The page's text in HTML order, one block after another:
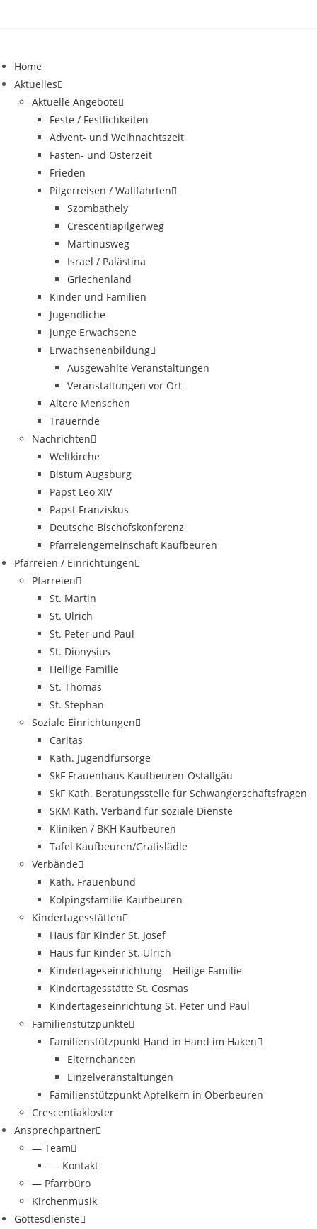
Home
Aktuelles
Aktuelle Angebote
Feste / Festlichkeiten
Advent- und Weihnachtszeit
Fasten- und Osterzeit
Frieden
Pilgerreisen / Wallfahrten
Szombathely
Crescentiapilgerweg
Martinusweg
Israel / Palästina
Griechenland
Kinder und Familien
Jugendliche
junge Erwachsene
Erwachsenenbildung
Ausgewählte Veranstaltungen
Veranstaltungen vor Ort
Ältere Menschen
Trauernde
Nachrichten
Weltkirche
Bistum Augsburg
Papst Leo XIV
Papst Franziskus
Deutsche Bischofskonferenz
Pfarreiengemeinschaft Kaufbeuren
Pfarreien / Einrichtungen
Pfarreien
St. Martin
St. Ulrich
St. Peter und Paul
St. Dionysius
Heilige Familie
St. Thomas
St. Stephan
Soziale Einrichtungen
Caritas
Kath. Jugendfürsorge
SkF Frauenhaus Kaufbeuren-Ostallgäu
SkF Kath. Beratungsstelle für Schwangerschaftsfragen
SKM Kath. Verband für soziale Dienste
Kliniken / BKH Kaufbeuren
Tafel Kaufbeuren/Gratislädle
Verbände
Kath. Frauenbund
Kolpingsfamilie Kaufbeuren
Kindertagesstätten
Haus für Kinder St. Josef
Haus für Kinder St. Ulrich
Kindertageseinrichtung – Heilige Familie
Kindertagesstätte St. Cosmas
Kindertageseinrichtung St. Peter und Paul
Familienstützpunkte
Familienstützpunkt Hand in Hand im Haken
Elternchancen
Einzelveranstaltungen
Familienstützpunkt Apfelkern in Oberbeuren
Crescentiakloster
Ansprechpartner
— Team
— Kontakt
— Pfarrbüro
Kirchenmusik
Gottesdienste